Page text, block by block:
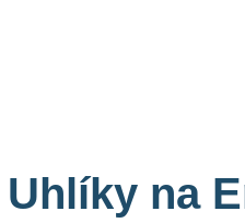
Uhlíky na